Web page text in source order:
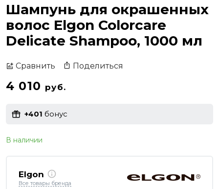
Шампунь для окрашенных
волос Elgon Colorcare
Delicate Shampoo, 1000 мл
Сравнить Поделиться
4 010 руб.
+401 бонус
В наличии
Elgon
Все товары бренда